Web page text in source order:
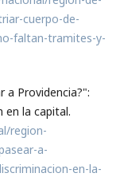
cuerpo-de-
faltan-tramites-y-
a Providencia?":
en la capital.
region-
a-
en-la-